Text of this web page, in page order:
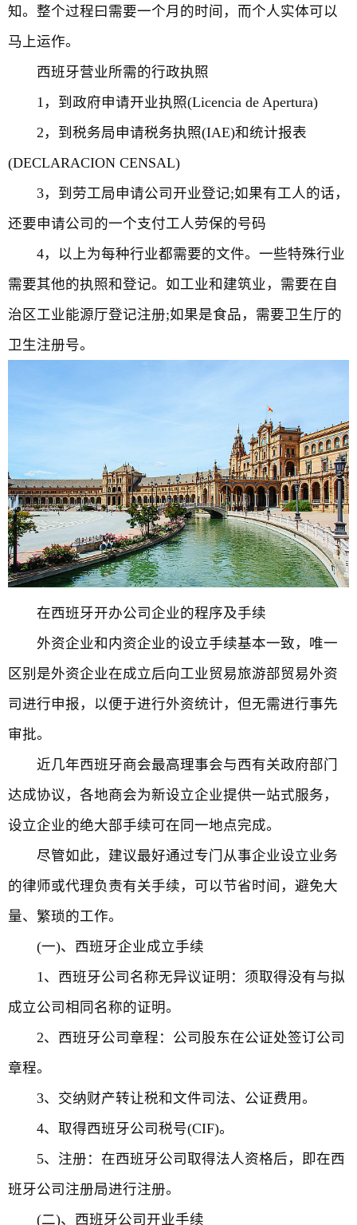
知。整个过程曰需要一个月的时间，而个人实体可以
马上运作。
西班牙营业所需的行政执照
1，到政府申请开业执照(Licencia de Apertura)
2，到税务局申请税务执照(IAE)和统计报表
(DECLARACION CENSAL)
3，到劳工局申请公司开业登记;如果有工人的话，
还要申请公司的一个支付工人劳保的号码
4，以上为每种行业都需要的文件。一些特殊行业
需要其他的执照和登记。如工业和建筑业，需要在自
治区工业能源厅登记注册;如果是食品，需要卫生厅的
卫生注册号。
在西班牙开办公司企业的程序及手续
外资企业和内资企业的设立手续基本一致，唯一
区别是外资企业在成立后向工业贸易旅游部贸易外资
司进行申报，以便于进行外资统计，但无需进行事先
审批。
近几年西班牙商会最高理事会与西有关政府部门
达成协议，各地商会为新设立企业提供一站式服务，
设立企业的绝大部手续可在同一地点完成。
尽管如此，建议最好通过专门从事企业设立业务
的律师或代理负责有关手续，可以节省时间，避免大
量、繁琐的工作。
(一)、西班牙企业成立手续
1、西班牙公司名称无异议证明：须取得没有与拟
成立公司相同名称的证明。
2、西班牙公司章程：公司股东在公证处签订公司
章程。
3、交纳财产转让税和文件司法、公证费用。
4、取得西班牙公司税号(CIF)。
5、注册：在西班牙公司取得法人资格后，即在西
班牙公司注册局进行注册。
(二)、西班牙公司开业手续